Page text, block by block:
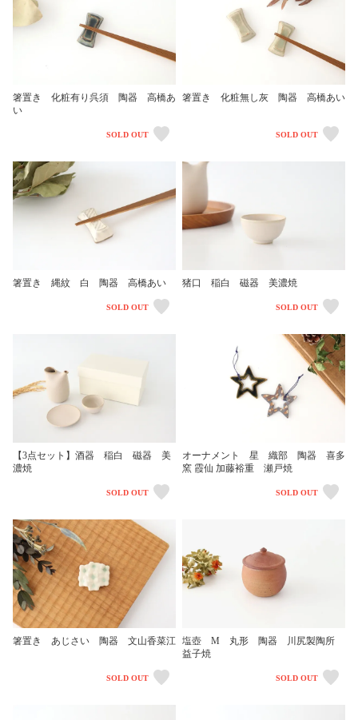
箸置き 化粧有り呉須 陶器 高橋あ
い
SOLD OUT
箸置き 化粧無し灰 陶器 高橋あい
SOLD OUT
箸置き 縄紋 白 陶器 高橋あい
SOLD OUT
猪口 稲白 磁器 美濃焼
SOLD OUT
【3点セット】酒器 稲白 磁器 美
濃焼
SOLD OUT
オーナメント 星 織部 陶器 喜多
窯 霞仙 加藤裕重 瀬戸焼
SOLD OUT
箸置き あじさい 陶器 文山香菜江
SOLD OUT
塩壺 M 丸形 陶器 川尻製陶所
益子焼
SOLD OUT